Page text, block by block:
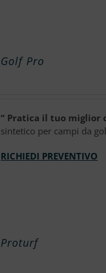
Golf Pro
“ Pratica il tuo miglior
sintetico per campi da
RICHIEDI PREVENTIVO
Proturf